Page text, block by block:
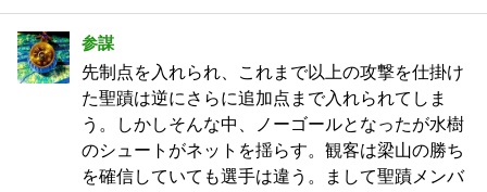
参謀
先制点を入れられ、これまで以上の攻撃を仕掛け
た聖蹟は逆にさらに追加点まで入れられてしま
う。しかしそんな中、ノーゴールとなったが水樹
のシュートがネットを揺らす。観客は梁山の勝ち
を確信していても選手は違う。まして聖蹟メンバ